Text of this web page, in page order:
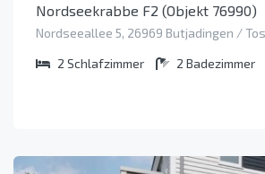
Nordseekrabbe F2 (Objekt 76990)
Nordseeallee 5, 26969 Butjadingen /
2 Schlafzimmer 2 Badezimmer